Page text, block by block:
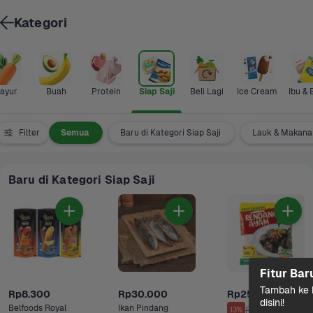
Buah Protein Siap Saji Beli Lagi Ice Cream Ibu &
Filter Semua Baru di Kategori Siap Saji Lauk &
Baru di Kategori Siap Saji
Rp8.300
Belfoods Royal
Rp30.000
Ikan Pindang
Rp25.000
13% Rp29.000
Kategori
Fitur
Tambah ke
disini!